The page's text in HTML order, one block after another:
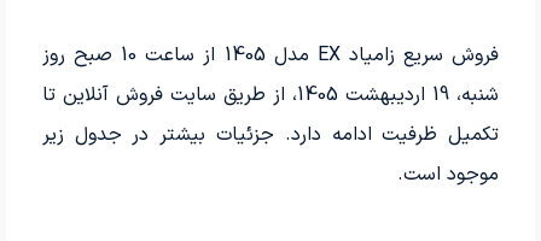
فروش سریع زامیاد EX مدل 1405 از ساعت 10 صبح روز
شنبه، 19 اردیبهشت 1405، از طریق سایت فروش آنلاین تا
تکمیل ظرفیت ادامه دارد. جزئیات بیشتر در جدول زیر
موجود است.